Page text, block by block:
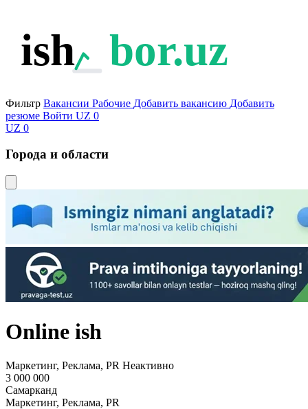
ish bor.uz
Фильтр Вакансии Рабочие Добавить вакансию Добавить
резюме Войти UZ 0
UZ 0
Города и области
Online ish
Маркетинг, Реклама, PR Неактивно
3 000 000
Самарканд
Маркетинг, Реклама, PR